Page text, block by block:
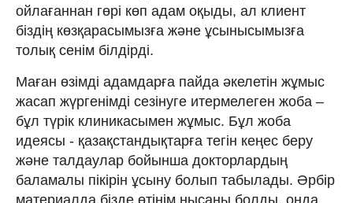
ойлағаннан гөрі көп адам оқыды, ал клиент
біздің көзқарасымызға және ұсынысымызға
толық сенім білдірді.
Маған өзімді адамдарға пайда әкелетін жұмыс
жасап жүргенімді сезінуге итермелеген жоба –
бұл түрік клиникасымен жұмыс. Бұл жоба
идеясы - қазақстандықтарға тегін кеңес беру
және талдаулар бойынша докторлардың
баламалы пікірін ұсыну болып табылады. Әрбір
материалда бізде өтінім нысаны болды, онда